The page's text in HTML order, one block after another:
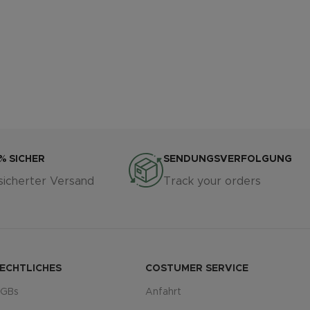
SICHER
Versand
SENDUNGSVERFOLGUNG
Track your orders
COSTUMER SERVICE
Anfahrt